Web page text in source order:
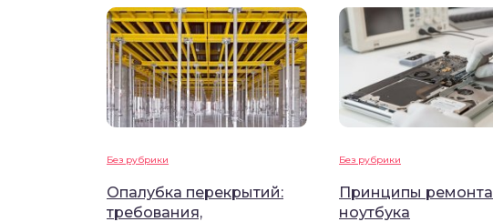
Без рубрики
Опалубка перекрытий:
требования,
Без рубрики
Принципы ремонта
ноутбука